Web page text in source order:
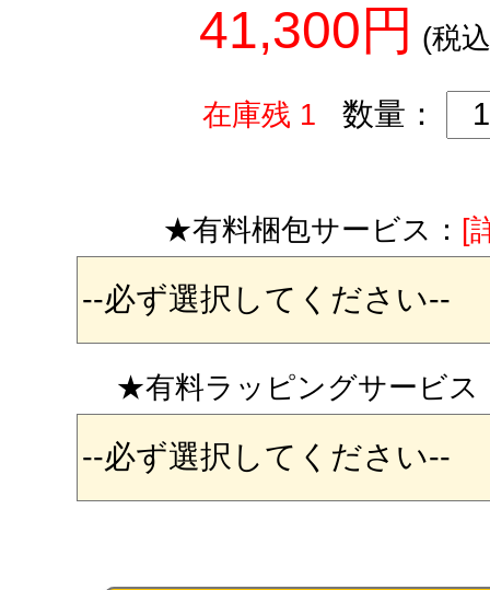
41,300円 (税
在庫残 1 数量：
★有料梱包サービス： [
★有料ラッピングサービス